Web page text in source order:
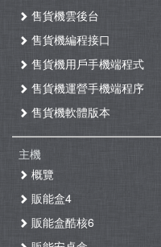
售貨機雲後台
售貨機編程接口
售貨機用戶手機端程式
售貨機運營手機端程序
售貨機軟體版本
主機
概覽
販能盒4
販能盒酷核6